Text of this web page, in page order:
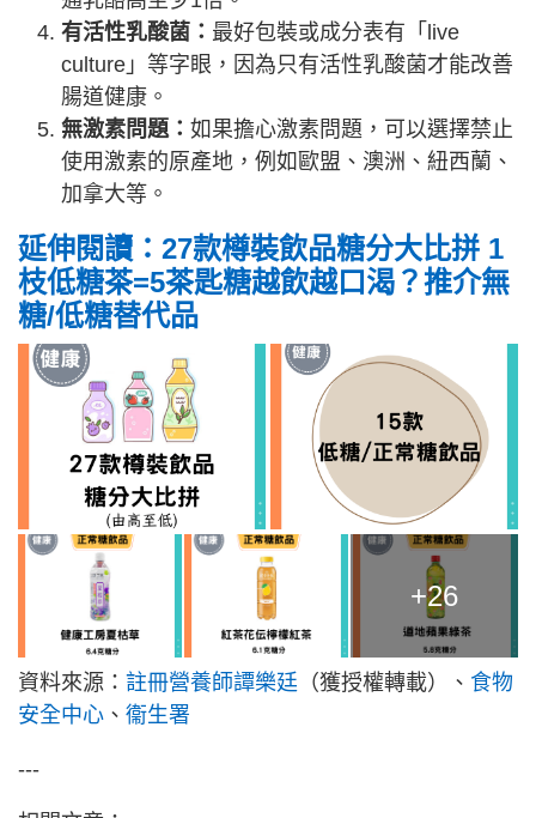
有活性乳酸菌： 最好包裝或成分表有「live
culture」等字眼，因為只有活性乳酸菌才能改善
腸道健康。
無激素問題： 如果擔心激素問題，可以選擇禁止
使用激素的原產地，例如歐盟、澳洲、紐西蘭、
加拿大等。
延伸閱讀：27款樽裝飲品糖分大比拼 1
枝低糖茶=5茶匙糖越飲越口渴？推介無
糖/低糖替代品
+26
資料來源： 註冊營養師譚樂廷 （獲授權轉載）、 食物
安全中心 、 衞生署
---